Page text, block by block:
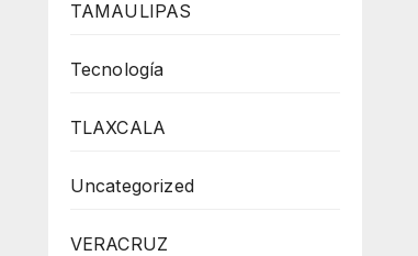
TAMAULIPAS
Tecnología
TLAXCALA
Uncategorized
VERACRUZ